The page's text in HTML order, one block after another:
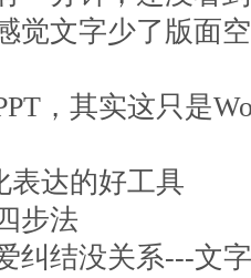
觉文字少了版面
，其实这只是
表达的好工具
步法
纠结没关系---文